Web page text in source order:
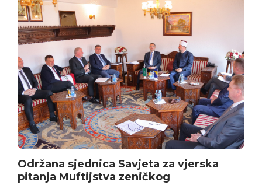
Održana sjednica Savjeta za vjerska
pitanja Muftijstva zeničkog